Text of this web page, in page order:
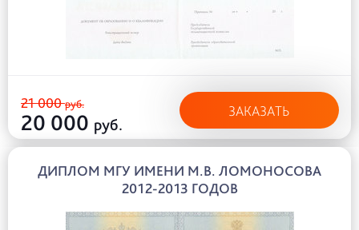
21 000руб.
20 000 руб.
ЗАКАЗАТЬ
ДИПЛОМ МГУ ИМЕНИ М.В. ЛОМОНОСОВА
2012-2013 ГОДОВ